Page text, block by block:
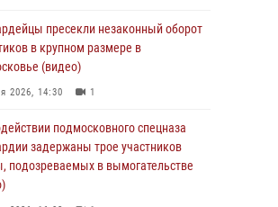
подмосковного главка Росгвардии
эфира «Радио 1»
2026, 17:57
задержали рецидивиста,
в краже на крупную сумму в
2026, 13:00
пресекли незаконный оборот
в крупном размере в
(видео)
2026, 14:30 1
подмосковного спецназа
задержаны трое участников
подозреваемых в вымогательстве